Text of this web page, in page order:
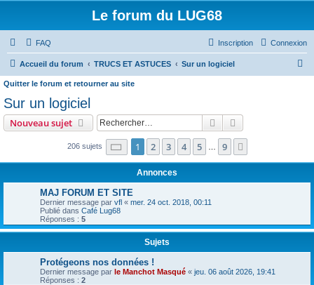
Le forum du LUG68
FAQ Connexion
Inscription
Accueil du forum TRUCS ET ASTUCES Sur un logiciel
c
h
Quitter le forum et retourner au site
Sur un logiciel
Nouveau sujet Rechercher
206 sujets Page 1sur9
1 2 3 4 5 9
Annonces
MAJ FORUM ET SITE
Dernier message par vfl « mer. 24 oct. 2018, 00:11
Publié dans Café Lug68
Réponses : 5
Sujets
Protégeons nos données !
Dernier message par le Manchot Masqué « jeu. 06 août 2026, 19:41
Réponses : 2